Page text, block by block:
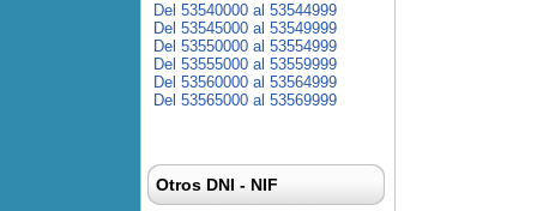
Del 53540000 al 53544999
Del 53545000 al 53549999
Del 53550000 al 53554999
Del 53555000 al 53559999
Del 53560000 al 53564999
Del 53565000 al 53569999
Otros DNI - NIF